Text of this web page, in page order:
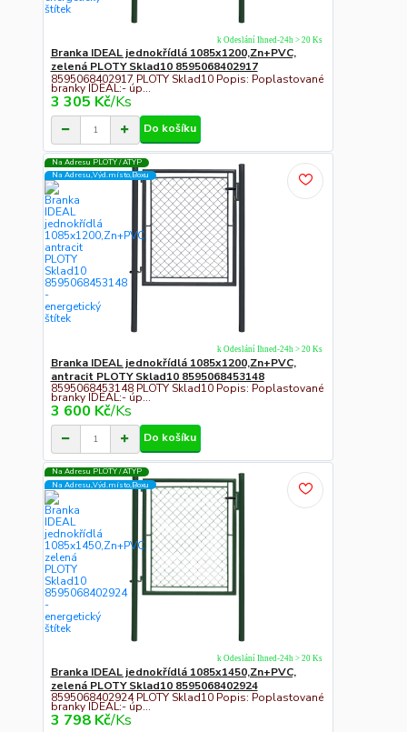
Branka IDEAL jednokřídlá 1085x1200,Zn+PVC,
zelená PLOTY Sklad10 8595068402917
8595068402917 PLOTY Sklad10 Popis: Poplastované
branky IDEAL:- úp...
3 305 Kč/Ks
k Odeslání Ihned-24h > 20 Ks
Do košíku
Na Adresu PLOTY / ATYP
Na Adresu,Výd.místo,Boxu
Branka IDEAL jednokřídlá 1085x1200,Zn+PVC,
antracit PLOTY Sklad10 8595068453148
8595068453148 PLOTY Sklad10 Popis: Poplastované
branky IDEAL:- úp...
3 600 Kč/Ks
k Odeslání Ihned-24h > 20 Ks
Do košíku
Na Adresu PLOTY / ATYP
Na Adresu,Výd.místo,Boxu
Branka IDEAL jednokřídlá 1085x1450,Zn+PVC,
zelená PLOTY Sklad10 8595068402924
8595068402924 PLOTY Sklad10 Popis: Poplastované
branky IDEAL:- úp...
3 798 Kč/Ks
k Odeslání Ihned-24h > 20 Ks